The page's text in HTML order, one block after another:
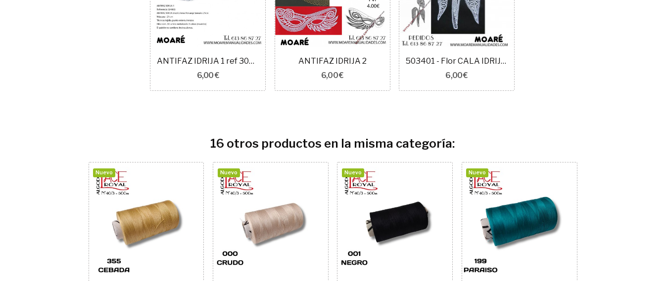
ANTIFAZ IDRIJA 1 ref 304803
6,00 €
ANTIFAZ IDRIJA 2
6,00 €
503401 - Flor CALA IDRIJA - 30 cm
6,00 €
16 otros productos en la misma categoría:
Nuevo Nuevo Nuevo Nuevo